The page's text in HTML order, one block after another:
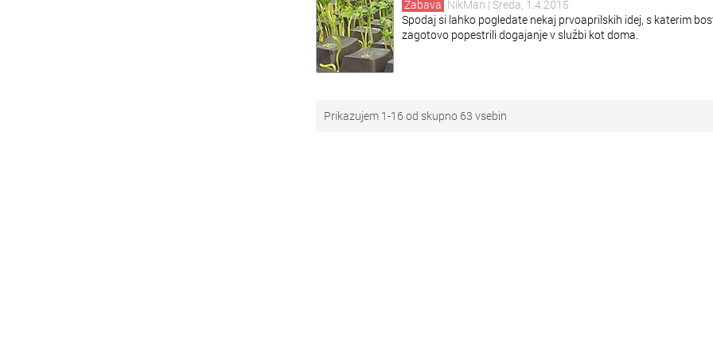
Zabava NikMan | Sreda, 1.4.2015
Spodaj si lahko pogledate nekaj prvoaprilskih idej, s katerim
zagotovo popestrili dogajanje v službi kot doma.
Prikazujem 1-16 od skupno 63 vsebin